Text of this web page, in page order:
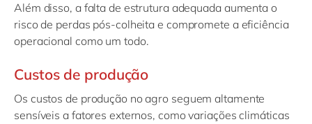
Além disso, a falta de estrutura adequada aumenta o
risco de perdas pós-colheita e compromete a eficiência
operacional como um todo.
Custos de produção
Os custos de produção no agro seguem altamente
sensíveis a fatores externos, como variações climáticas